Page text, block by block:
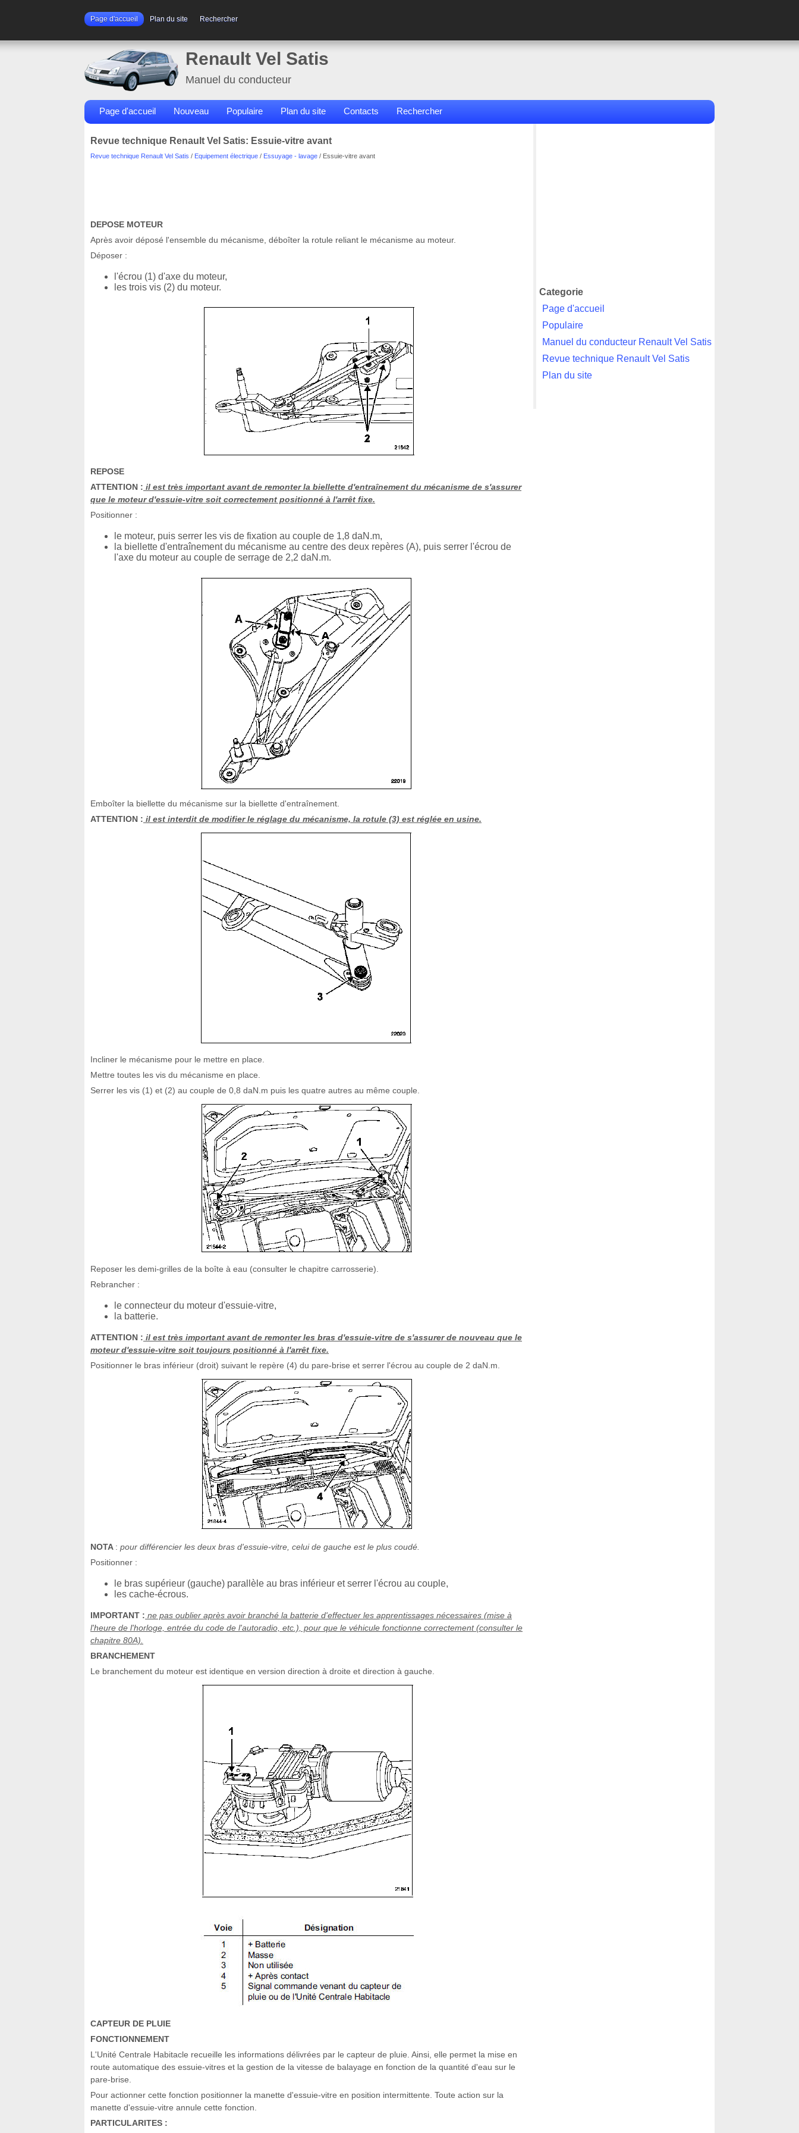
Page d'accueil Plan du site Rechercher
Renault Vel Satis
Manuel du conducteur
Page d'accueil Nouveau Populaire Plan du site Contacts Rechercher
Revue technique Renault Vel Satis: Essuie-vitre avant
Revue technique Renault Vel Satis / Equipement électrique / Essuyage - lavage / Essuie-vitre avant
DEPOSE MOTEUR
Après avoir déposé l'ensemble du mécanisme, déboîter la rotule reliant le mécanisme au moteur.
Déposer :
l'écrou (1) d'axe du moteur,
les trois vis (2) du moteur.
REPOSE
ATTENTION : il est très important avant de remonter la biellette d'entraînement du mécanisme de s'assurer
que le moteur d'essuie-vitre soit correctement positionné à l'arrêt fixe.
Positionner :
le moteur, puis serrer les vis de fixation au couple de 1,8 daN.m,
la biellette d'entraînement du mécanisme au centre des deux repères (A), puis serrer l'écrou de
l'axe du moteur au couple de serrage de 2,2 daN.m.
Emboîter la biellette du mécanisme sur la biellette d'entraînement.
ATTENTION : il est interdit de modifier le réglage du mécanisme, la rotule (3) est réglée en usine.
Incliner le mécanisme pour le mettre en place.
Mettre toutes les vis du mécanisme en place.
Serrer les vis (1) et (2) au couple de 0,8 daN.m puis les quatre autres au même couple.
Reposer les demi-grilles de la boîte à eau (consulter le chapitre carrosserie).
Rebrancher :
le connecteur du moteur d'essuie-vitre,
la batterie.
ATTENTION : il est très important avant de remonter les bras d'essuie-vitre de s'assurer de nouveau que le
moteur d'essuie-vitre soit toujours positionné à l'arrêt fixe.
Positionner le bras inférieur (droit) suivant le repère (4) du pare-brise et serrer l'écrou au couple de 2 daN.m.
NOTA : pour différencier les deux bras d'essuie-vitre, celui de gauche est le plus coudé.
Positionner :
le bras supérieur (gauche) parallèle au bras inférieur et serrer l'écrou au couple,
les cache-écrous.
IMPORTANT : ne pas oublier après avoir branché la batterie d'effectuer les apprentissages nécessaires (mise à
l'heure de l'horloge, entrée du code de l'autoradio, etc.), pour que le véhicule fonctionne correctement (consulter le
chapitre 80A).
BRANCHEMENT
Le branchement du moteur est identique en version direction à droite et direction à gauche.
CAPTEUR DE PLUIE
FONCTIONNEMENT
L'Unité Centrale Habitacle recueille les informations délivrées par le capteur de pluie. Ainsi, elle permet la mise en
route automatique des essuie-vitres et la gestion de la vitesse de balayage en fonction de la quantité d'eau sur le
pare-brise.
Pour actionner cette fonction positionner la manette d'essuie-vitre en position intermittente. Toute action sur la
manette d'essuie-vitre annule cette fonction.
PARTICULARITES :
Categorie
Page d'accueil
Populaire
Manuel du conducteur Renault Vel Satis
Revue technique Renault Vel Satis
Plan du site